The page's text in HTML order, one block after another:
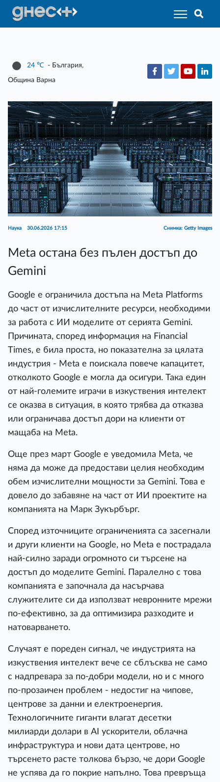
24 ℃ - България,
Община Варна
Наука 30.06.2026 17:15 Снимка: Getty Images
Meta остана без пълен достъп до
Gemini
Google е ограничила достъпа на Meta Platforms
до част от изчислителните ресурси, необходими
за работа с ИИ моделите от серията Gemini.
Причината, според информация на Financial
Times, е била проста, но показателна за цялата
индустрия - Meta е поискала повече капацитет,
отколкото Google е могла да осигури. Така един
от най-големите играчи в изкуствения интелект
се оказва в ситуация, в която трябва да отказва
или ограничава достъп дори на клиенти от
мащаба на Meta.
Още през март Google е уведомила Meta, че
няма да може да предостави целия необходим
обем изчислителни мощности за Gemini. Това е
довело до забавяне на част от ИИ проектите на
компанията на Марк Зукърбърг.
Според източниците ограниченията са засегнали
и други клиенти на Google, но Meta е пострадала
най-силно заради огромното си търсене на
достъп до моделите Gemini. Паралелно с това
компанията е започнала да насърчава
служителите си да използват невронните мрежи
по-ефективно, за да оптимизира разходите и
натоварването.
Случаят е пореден сигнал, че индустрията на
изкуствения интелект вече се сблъсква не само
с надпревара за по-добри модели, но и с много
по-прозаичен проблем - недостиг на чипове,
центрове за данни и електроенергия.
Технологичните гиганти влагат десетки
милиарди долари в AI ускорители, облачна
инфраструктура и нови дата центрове, но
търсенето расте толкова бързо, че дори Google
не успява да го покрие напълно. Това превръща